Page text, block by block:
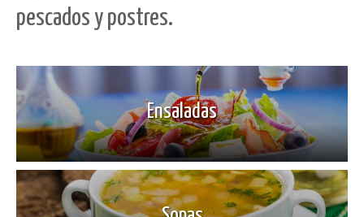
pescados y postres.
Ensaladas